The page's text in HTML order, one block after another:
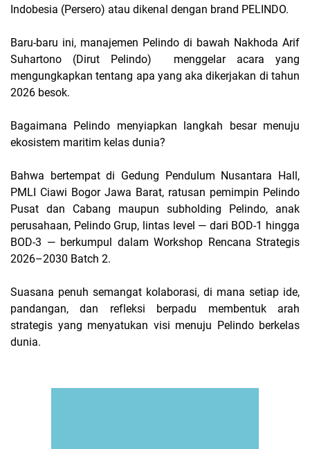
Indobesia (Persero) atau dikenal dengan brand PELINDO.
Baru-baru ini, manajemen Pelindo di bawah Nakhoda Arif
Suhartono (Dirut Pelindo)
menggelar acara yang
mengungkapkan tentang apa yang aka dikerjakan di tahun
2026 besok.
Bagaimana Pelindo menyiapkan langkah besar menuju
ekosistem maritim kelas dunia?
Bahwa bertempat di Gedung Pendulum Nusantara Hall,
PMLI Ciawi Bogor Jawa Barat, ratusan pemimpin Pelindo
Pusat dan Cabang maupun subholding Pelindo, anak
perusahaan, Pelindo Grup, lintas level — dari BOD-1 hingga
BOD-3 — berkumpul dalam Workshop Rencana Strategis
2026–2030 Batch 2.
Suasana penuh semangat kolaborasi, di mana setiap ide,
pandangan, dan refleksi berpadu membentuk arah
strategis yang menyatukan visi menuju Pelindo berkelas
dunia.